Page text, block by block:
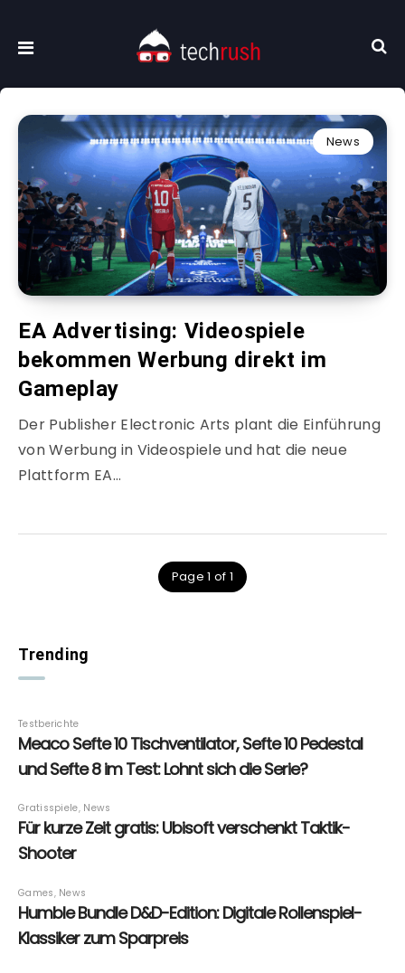
News
EA Advertising: Videospiele
bekommen Werbung direkt im
Gameplay
Der Publisher Electronic Arts plant die Einführung
von Werbung in Videospiele und hat die neue
Plattform EA…
Page 1 of 1
Trending